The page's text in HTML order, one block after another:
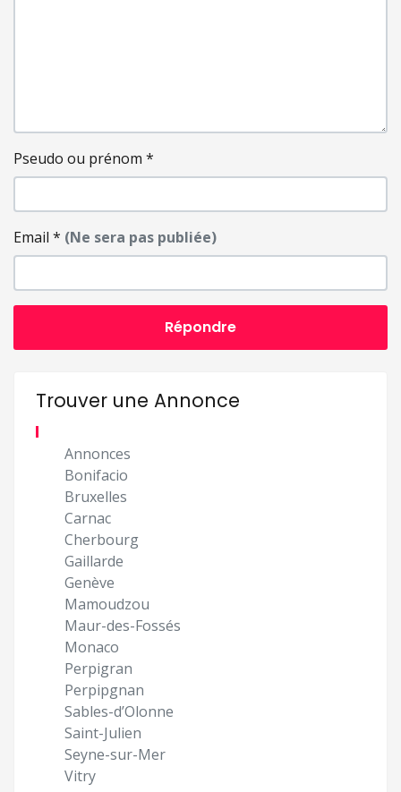
Pseudo ou prénom *
Email * (Ne sera pas publiée)
Répondre
Trouver une Annonce
Annonces
Bonifacio
Bruxelles
Carnac
Cherbourg
Gaillarde
Genève
Mamoudzou
Maur-des-Fossés
Monaco
Perpigran
Perpipgnan
Sables-d’Olonne
Saint-Julien
Seyne-sur-Mer
Vitry